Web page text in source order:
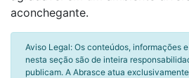
aconchegante.
Aviso Legal: Os conteúdos, informações
nesta seção são de inteira
publicam. A Abrasce atua